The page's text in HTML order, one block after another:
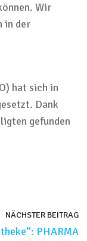
. Wir
in der
hat sich in
. Dank
gefunden
NÄCHSTER BEITRAG
PHARMA